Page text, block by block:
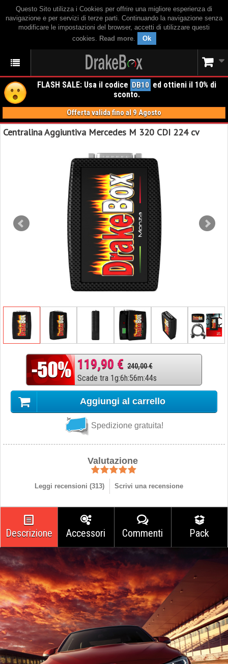
Questo Sito utilizza i Cookies per offrire una migliore esperienza di
navigazione e per servizi di terze parti. Continuando la navigazione senza
modificare le impostazioni del browser, accetti di utilizzare questi
cookies. Read more. Ok
FLASH SALE: Usa il codice DB10 ed ottieni il 10% di
sconto.
Offerta valida fino al 9 Agosto
Centralina Aggiuntiva Mercedes M 320 CDI 224 cv
119,90 € 240,00 €
Scade tra 1g:6h:56m:43s
Aggiungi al carrello
Spedizione gratuita!
Valutazione
Leggi recensioni (313) Scrivi una recensione
Descrizione Accessori Commenti Pack